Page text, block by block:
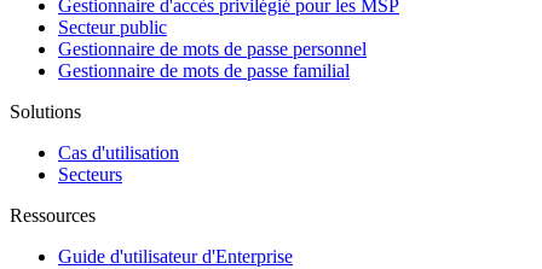
Gestionnaire d'accès privilégié pour les MSP
Secteur public
Gestionnaire de mots de passe personnel
Gestionnaire de mots de passe familial
Solutions
Cas d'utilisation
Secteurs
Ressources
Guide d'utilisateur d'Enterprise